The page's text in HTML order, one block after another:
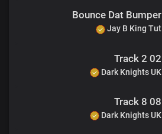
Bounce Dat Bumper
Jay B King Tut
02 Track 2
Dark Knights UK
08 Track 8
Dark Knights UK